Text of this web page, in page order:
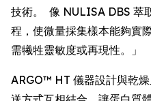
技術。 像 NULISA DBS 萃
程，使微量採集樣本能夠實
需犧牲靈敏度或再現性。」
ARGO™ HT 儀器設計與乾